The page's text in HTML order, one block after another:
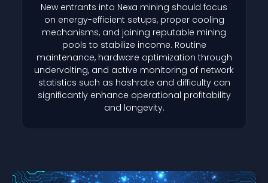
New entrants into Nexa mining should focus
on energy-efficient setups, proper cooling
mechanisms, and joining reputable mining
pools to stabilize income. Routine
maintenance, hardware optimization through
undervolting, and active monitoring of network
statistics such as hashrate and difficulty can
significantly enhance operational profitability
and longevity.